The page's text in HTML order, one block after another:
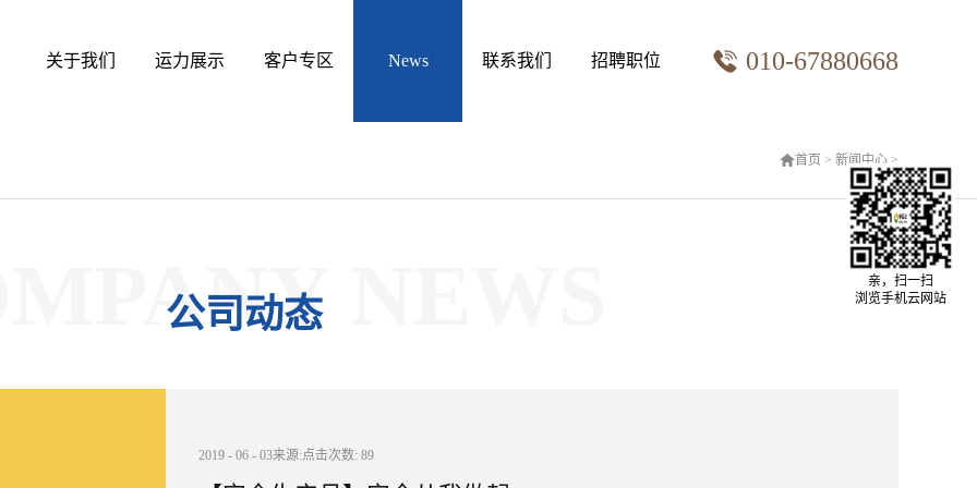
关于我们 运力展示 客户专区 联系我们 招聘职位 010-67880668
首页 > 新闻中心 >
公司动态NEWS
2019 - 06 - 03来源:点击次数: 89
亲，扫一扫
浏览手机云网站